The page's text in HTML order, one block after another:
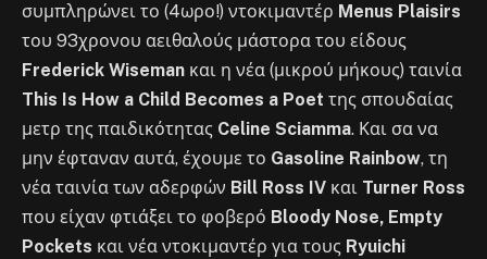
συμπληρώνει το (4ωρο!) ντοκιμαντέρ Menus Plaisirs
του 93χρονου αειθαλούς μάστορα του είδους
Frederick Wiseman και η νέα (μικρού μήκους) ταινία
This Is How a Child Becomes a Poet της σπουδαίας
μετρ της παιδικότητας Celine Sciamma. Και σα να
μην έφταναν αυτά, έχουμε το Gasoline Rainbow, τη
νέα ταινία των αδερφών Bill Ross IV και Turner Ross
που είχαν φτιάξει το φοβερό Bloody Nose, Empty
Pockets και νέα ντοκιμαντέρ για τους Ryuichi